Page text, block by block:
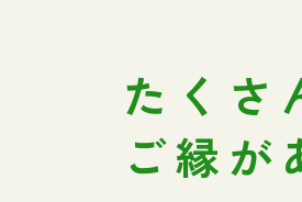
たくさ
ご縁が